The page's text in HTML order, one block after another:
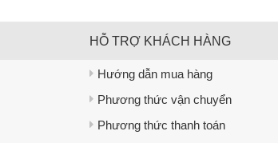
HỖ TRỢ KHÁCH HÀNG
Hướng dẫn mua hàng
Phương thức vận chuyển
Phương thức thanh toán